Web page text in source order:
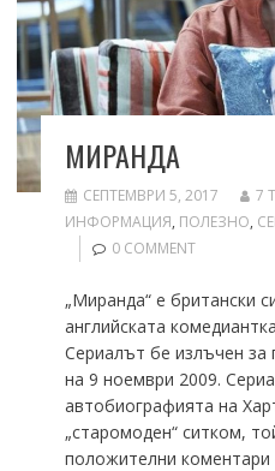
МИРАНДА
СЕПТЕМВРИ 5, 2017
7
ИНФОРМАЦИЯ, ПОЛЕЗНО,
0 COMMENT
„Миранда“ е британски
английската
Сериалът бе излъчен
на 9 ноември 2009.
автобиографията на
„старомоден“ ситком,
положителни коментари